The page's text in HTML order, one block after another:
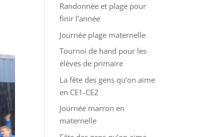
Randonnée et plage pour
finir l’année
Journée plage maternelle
Tournoi de hand pour les
élèves de primaire
La fête des gens qu’on aime
en CE1-CE2
Journée marron en
maternelle